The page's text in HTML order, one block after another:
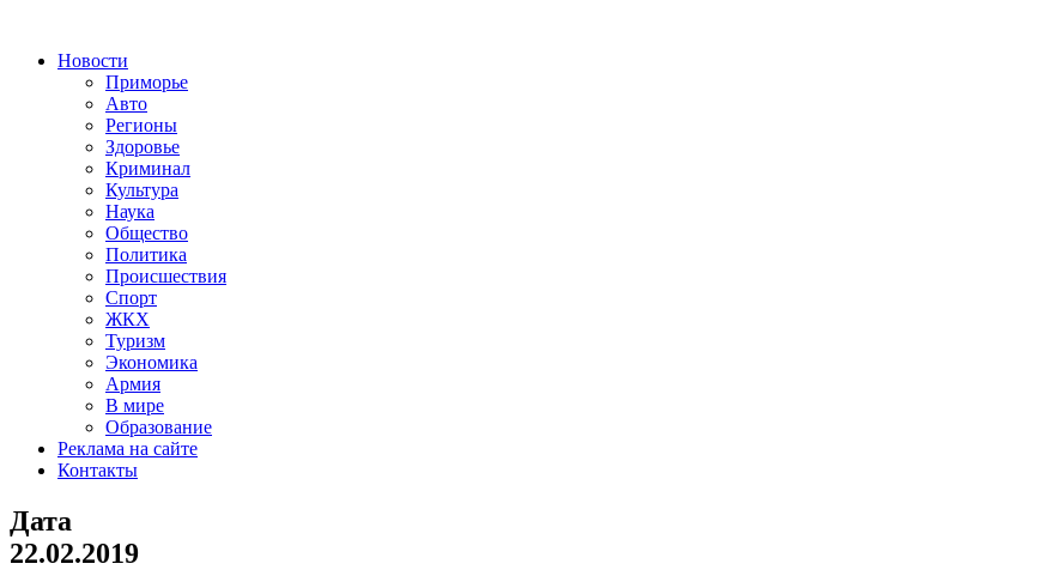
Новости
Приморье
Авто
Регионы
Здоровье
Криминал
Культура
Наука
Общество
Политика
Происшествия
Спорт
ЖКХ
Туризм
Экономика
Армия
В мире
Образование
Реклама на сайте
Контакты
Дата
22.02.2019